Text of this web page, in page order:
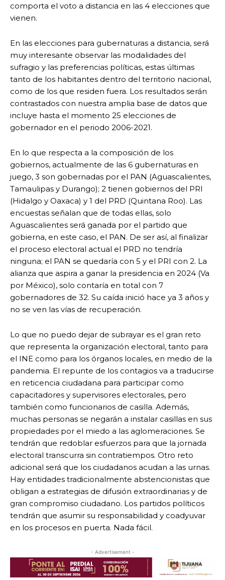
comporta el voto a distancia en las 4 elecciones que
vienen.
En las elecciones para gubernaturas a distancia, será
muy interesante observar las modalidades del
sufragio y las preferencias políticas, estas últimas
tanto de los habitantes dentro del territorio nacional,
como de los que residen fuera. Los resultados serán
contrastados con nuestra amplia base de datos que
incluye hasta el momento 25 elecciones de
gobernador en el periodo 2006-2021.
En lo que respecta a la composición de los
gobiernos, actualmente de las 6 gubernaturas en
juego, 3 son gobernadas por el PAN (Aguascalientes,
Tamaulipas y Durango); 2 tienen gobiernos del PRI
(Hidalgo y Oaxaca) y 1 del PRD (Quintana Roo). Las
encuestas señalan que de todas ellas, solo
Aguascalientes será ganada por el partido que
gobierna, en este caso, el PAN. De ser así, al finalizar
el proceso electoral actual el PRD no tendría
ninguna; el PAN se quedaría con 5 y el PRI con 2. La
alianza que aspira a ganar la presidencia en 2024 (Va
por México), solo contaría en total con 7
gobernadores de 32. Su caída inició hace ya 3 años y
no se ven las vías de recuperación.
Lo que no puedo dejar de subrayar es el gran reto
que representa la organización electoral, tanto para
el INE como para los órganos locales, en medio de la
pandemia. El repunte de los contagios va a traducirse
en reticencia ciudadana para participar como
capacitadores y supervisores electorales, pero
también como funcionarios de casilla. Además,
muchas personas se negarán a instalar casillas en sus
propiedades por el miedo a las aglomeraciones. Se
tendrán que redoblar esfuerzos para que la jornada
electoral transcurra sin contratiempos. Otro reto
adicional será que los ciudadanos acudan a las urnas.
Hay entidades tradicionalmente abstencionistas que
obligan a estrategias de difusión extraordinarias y de
gran compromiso ciudadano. Los partidos políticos
tendrán que asumir su responsabilidad y coadyuvar
en los procesos en puerta. Nada fácil.
- Advertisement -